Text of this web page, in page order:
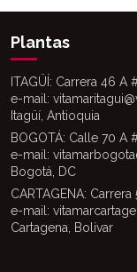
Plantas
ITAGÜÍ: Carrera 46 A
e-mail:
Itagüí, Antioquia
BOGOTÁ: Calle 70 A
e-mail:
Bogotá, DC
CARTAGENA:
e-mail:
Cartagena, Bolívar